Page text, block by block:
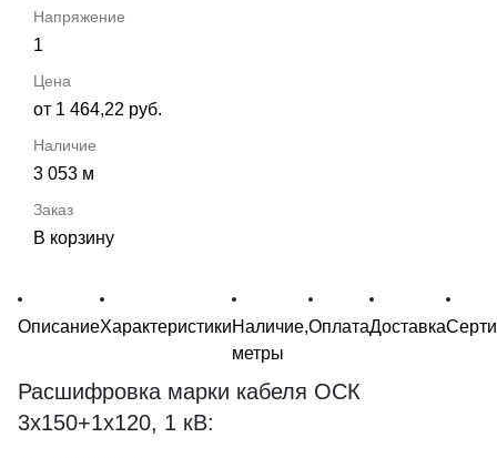
1
от 1 464,22 руб.
3 053 м
В корзину
ОписаниеХарактеристикиНаличие,
метры
ОплатаДоставка
Расшифровка марки кабеля ОСК
3х150+1х120, 1 кВ: